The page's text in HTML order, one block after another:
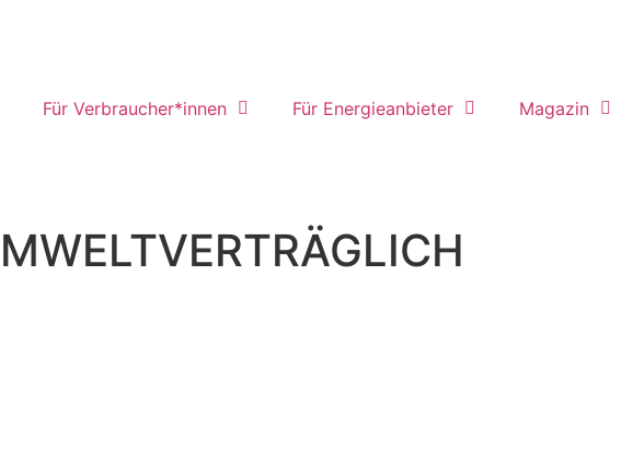
Für Verbraucher*innen Für Energieanbieter Magazin